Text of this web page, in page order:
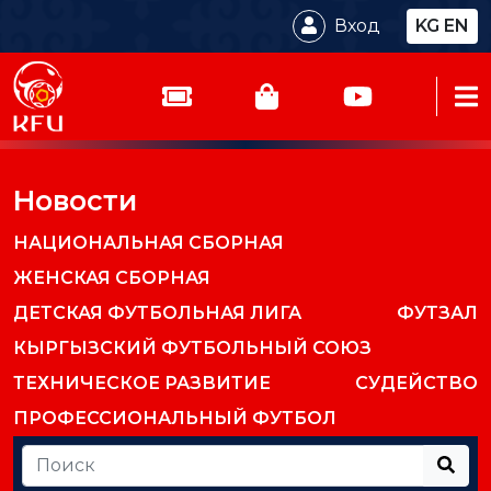
Вход KG EN
Новости
НАЦИОНАЛЬНАЯ СБОРНАЯ
ЖЕНСКАЯ СБОРНАЯ
ДЕТСКАЯ ФУТБОЛЬНАЯ ЛИГА
ФУТЗАЛ
КЫРГЫЗСКИЙ ФУТБОЛЬНЫЙ СОЮЗ
ТЕХНИЧЕСКОЕ РАЗВИТИЕ
СУДЕЙСТВО
ПРОФЕССИОНАЛЬНЫЙ ФУТБОЛ